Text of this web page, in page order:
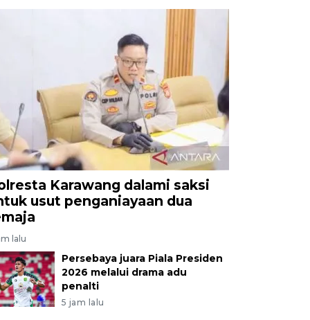
Karawang dalami saksi
usut penganiayaan dua
lalu
Persebaya juara Piala Presiden
2026 melalui drama adu
penalti
5 jam lalu